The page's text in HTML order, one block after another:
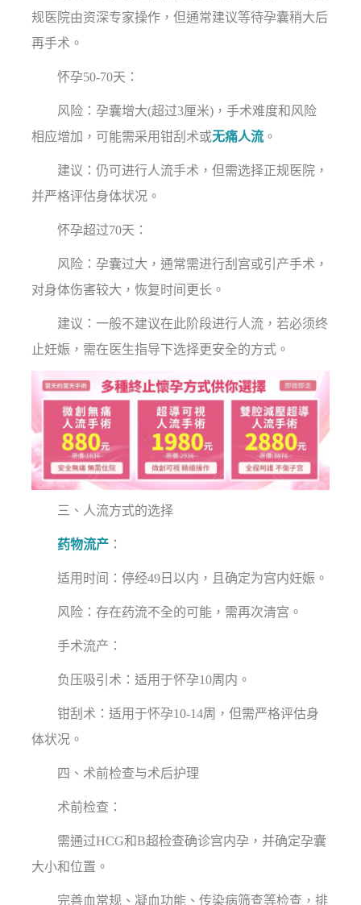
规医院由资深专家操作，但通常建议等待孕囊稍大后
再手术。
怀孕50-70天：
风险：孕囊增大(超过3厘米)，手术难度和风险
相应增加，可能需采用钳刮术或无痛人流 。
建议：仍可进行人流手术，但需选择正规医院，
并严格评估身体状况。
怀孕超过70天：
风险：孕囊过大，通常需进行刮宫或引产手术，
对身体伤害较大，恢复时间更长。
建议：一般不建议在此阶段进行人流，若必须终
止妊娠，需在医生指导下选择更安全的方式。
三、人流方式的选择
药物流产 ：
适用时间：停经49日以内，且确定为宫内妊娠。
风险：存在药流不全的可能，需再次清宫。
手术流产：
负压吸引术：适用于怀孕10周内。
钳刮术：适用于怀孕10-14周，但需严格评估身
体状况。
四、术前检查与术后护理
术前检查：
需通过HCG和B超检查确诊宫内孕，并确定孕囊
大小和位置。
完善血常规、凝血功能、传染病筛查等检查，排